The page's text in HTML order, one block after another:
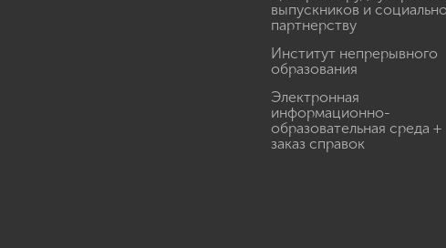
выпускников и
партнерству
Институт непрерывного
образования
Электронная
информационно-
образовательная среда +
заказ справок